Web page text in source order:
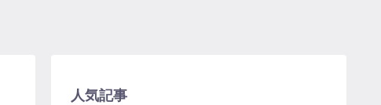
人気記事